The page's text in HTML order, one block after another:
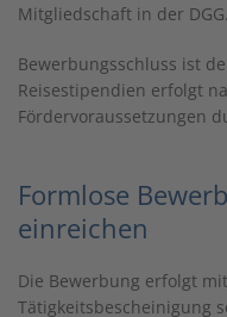
Mitgliedschaft in der DGG.
Bewerbungsschluss ist
Reisestipendien erfolgt
Fördervoraussetzungen
Formlose
einreichen
Die Bewerbung erfolgt
Tätigkeitsbescheinigung